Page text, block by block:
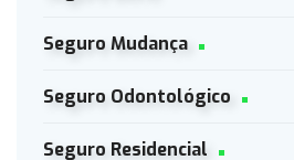
Seguro Mudança
Seguro Odontológico
Seguro Residencial